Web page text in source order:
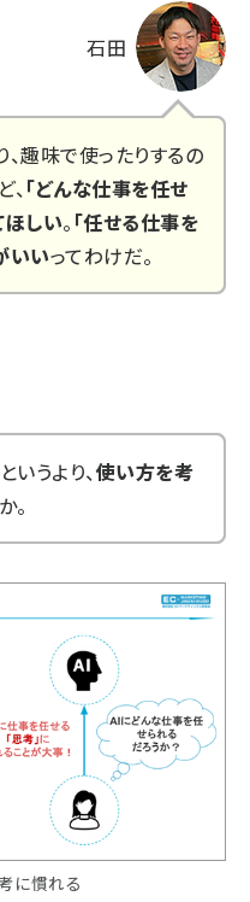
石田
趣味で使ったりするの
、「どんな仕事を任せ
ほしい。 「任せる仕事を
いいってわけだ。
いうより、使い方を考
。
に慣れる